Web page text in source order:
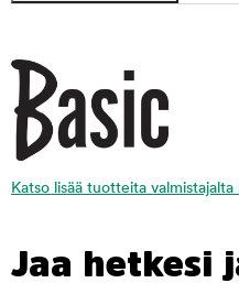
Katso lisää tuotteita valmistajalta
Jaa hetkesi